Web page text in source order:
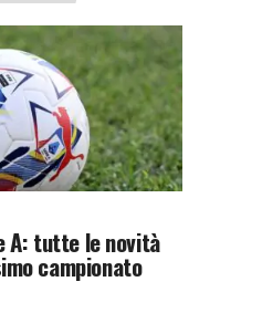
A: tutte le novità
campionato